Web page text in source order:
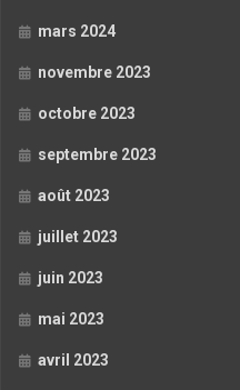
mars 2024
novembre 2023
octobre 2023
septembre 2023
août 2023
juillet 2023
juin 2023
mai 2023
avril 2023